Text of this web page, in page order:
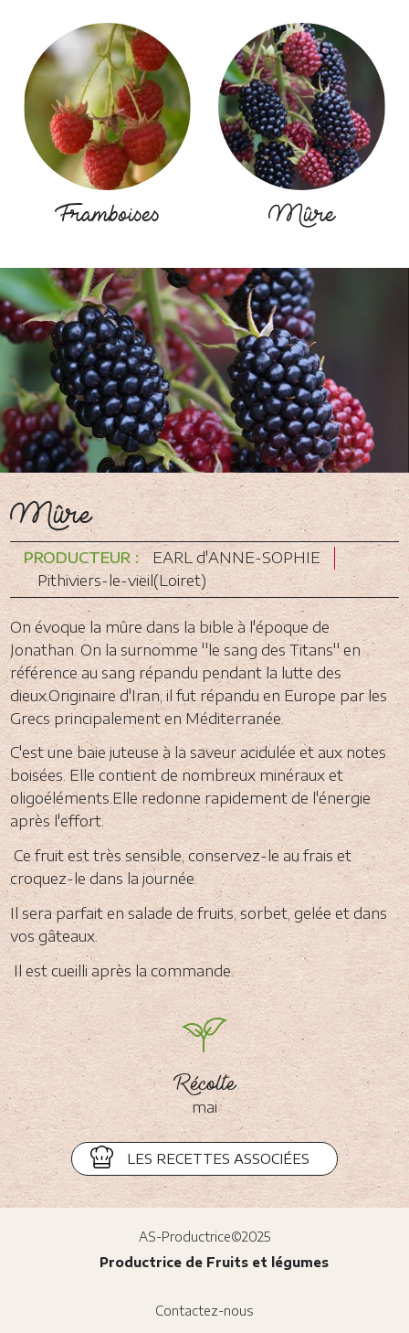
Framboises Mûre
Mûre
PRODUCTEUR :
EARL d'ANNE-SOPHIE
Pithiviers-le-vieil(Loiret)
On évoque la mûre dans la bible à l'époque de
Jonathan. On la surnomme ''le sang des Titans'' en
référence au sang répandu pendant la lutte des
dieux.Originaire d'Iran, il fut répandu en Europe par les
Grecs principalement en Méditerranée.
C'est une baie juteuse à la saveur acidulée et aux notes
boisées. Elle contient de nombreux minéraux et
oligoéléments.Elle redonne rapidement de l'énergie
après l'effort.
Ce fruit est très sensible, conservez-le au frais et
croquez-le dans la journée.
Il sera parfait en salade de fruits, sorbet, gelée et dans
vos gâteaux.
Il est cueilli après la commande.
Récolte
mai
LES RECETTES ASSOCIÉES
AS-Productrice©2025
Productrice de Fruits et légumes
Contactez-nous